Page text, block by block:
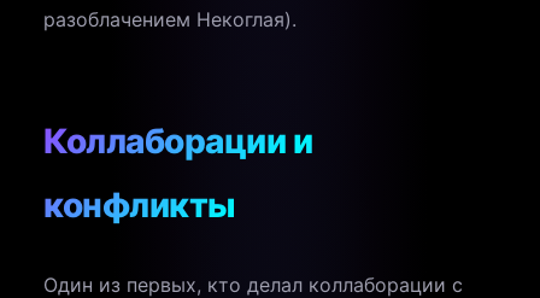
разоблачением Некоглая).
Коллаборации и
конфликты
Один из первых, кто делал коллаборации с